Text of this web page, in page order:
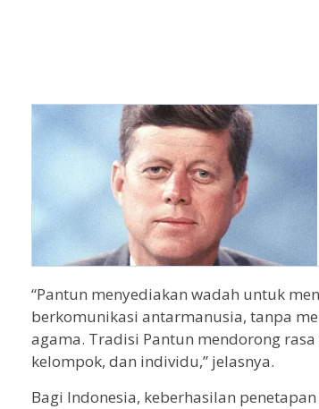
“Pantun menyediakan wadah untuk
berkomunikasi antarmanusia, tanpa
agama. Tradisi Pantun mendorong
kelompok, dan individu,” jelasnya.
Bagi Indonesia, keberhasilan